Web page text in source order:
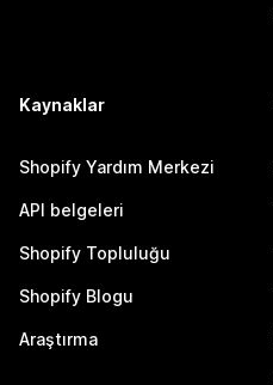
Kaynaklar
Shopify Yardım Merkezi
API belgeleri
Shopify Topluluğu
Shopify Blogu
Araştırma